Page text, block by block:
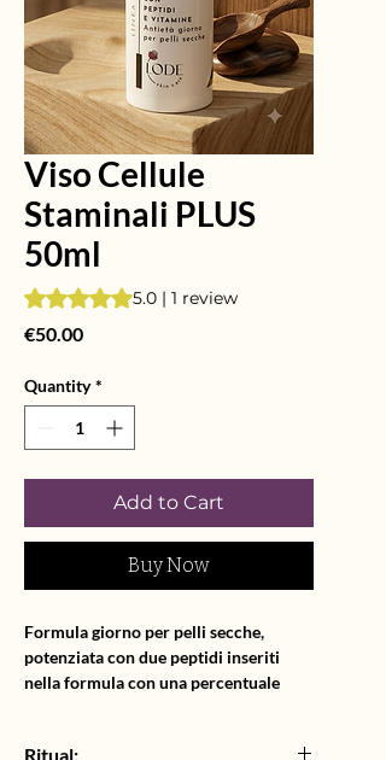
Viso Cellule
Staminali PLUS
50ml
Rating is 5.0 out of five stars based on 1
5.0 | 1 review
€50.00Price
Quantity *
Add to Cart
Buy Now
Formula giorno per pelli secche,
potenziata con due peptidi inseriti
nella formula con una percentuale
Ritual: